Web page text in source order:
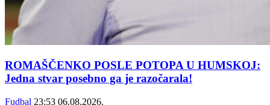
ROMAŠČENKO POSLE POTOPA U HUMSKOJ:
Jedna stvar posebno ga je razočarala!
Fudbal 23:53 06.08.2026.